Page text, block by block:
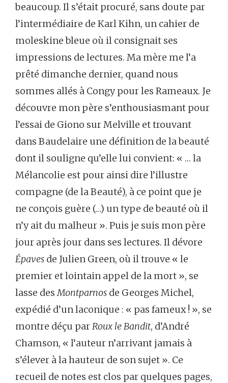
beaucoup. Il s’était procuré, sans doute par
l’intermédiaire de Karl Kihn, un cahier de
moleskine bleue où il consignait ses
impressions de lectures. Ma mère me l’a
prêté dimanche dernier, quand nous
sommes allés à Congy pour les Rameaux. Je
découvre mon père s’enthousiasmant pour
l’essai de Giono sur Melville et trouvant
dans Baudelaire une définition de la beauté
dont il souligne qu’elle lui convient: « … la
Mélancolie est pour ainsi dire l’illustre
compagne (de la Beauté), à ce point que je
ne conçois guère (…) un type de beauté où il
n’y ait du malheur ». Puis je suis mon père
jour après jour dans ses lectures. Il dévore
Épaves de Julien Green, où il trouve « le
premier et lointain appel de la mort », se
lasse desMontparnos de Georges Michel,
expédié d’un laconique : « pas fameux ! », se
montre déçu parRoux le Bandit, d’André
Chamson, « l’auteur n’arrivant jamais à
s’élever à la hauteur de son sujet ». Ce
recueil de notes est clos par quelques pages,